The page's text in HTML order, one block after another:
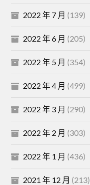
2022 年 7 月 (139)
2022 年 6 月 (205)
2022 年 5 月 (354)
2022 年 4 月 (499)
2022 年 3 月 (290)
2022 年 2 月 (303)
2022 年 1 月 (436)
2021 年 12 月 (213)